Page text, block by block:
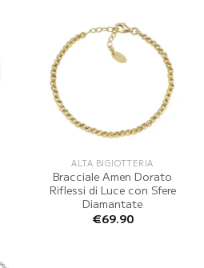
ALTA BIGIOTTERIA
Bracciale Amen Dorato
Riflessi di Luce con Sfere
Diamantate
€69.90